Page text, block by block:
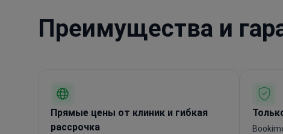
Преимущества и
Прямые цены от клиник и гибкая
рассрочка